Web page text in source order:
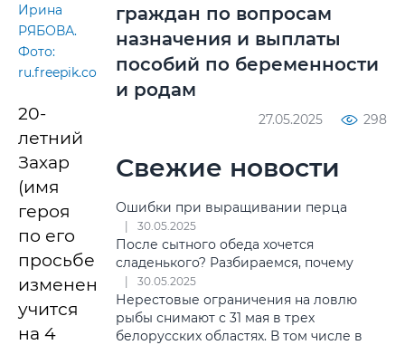
Ирина
РЯБОВА.
Фото:
ru.freepik.com.
20-
летний
Захар
(имя
героя
по его
просьбе
изменено)
учится
на 4
граждан по вопросам
назначения и выплаты
пособий по беременности
и родам
27.05.2025 298
Свежие новости
Ошибки при выращивании перца
30.05.2025
После сытного обеда хочется
сладенького? Разбираемся, почему
30.05.2025
Нерестовые ограничения на ловлю
рыбы снимают с 31 мая в трех
белорусских областях. В том числе в